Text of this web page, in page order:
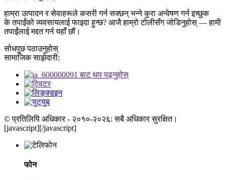
हाम्रा उत्पादन र सेवाहरूले कसरी गर्न सक्छन् भन्ने कुरा अन्वेषण गर्न इच्छुक
के तपाईंको व्यवसायलाई फाइदा हुन्छ? आजै हाम्रो टोलीसँग जोडिनुहोस् — हामी
तपाईंलाई मद्दत गर्न यहाँ छौं।
सोधपुछ पठाउनुहोस्
सामाजिक साझेदारी:
© प्रतिलिपि अधिकार - २०१०-२०२६: सबै अधिकार सुरक्षित।
[javascript][/javascript]
फोन